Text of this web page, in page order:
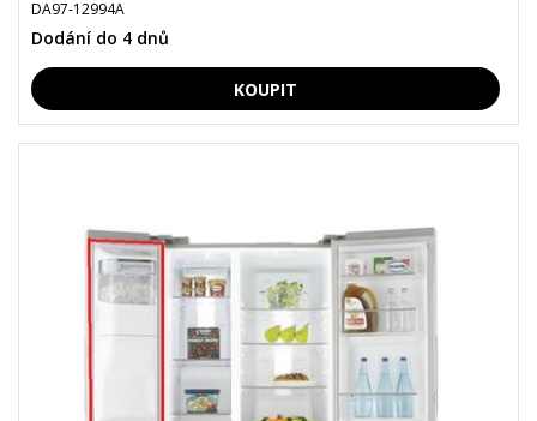
DA97-12994A
Dodání do 4 dnů